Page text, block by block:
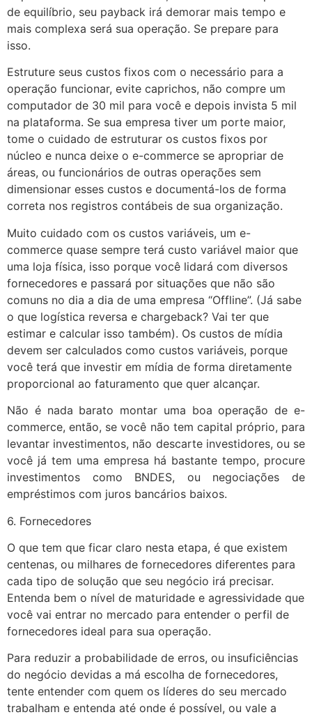
de equilíbrio, seu payback irá demorar mais tempo e
mais complexa será sua operação. Se prepare para
isso.
Estruture seus custos fixos com o necessário para a
operação funcionar, evite caprichos, não compre um
computador de 30 mil para você e depois invista 5 mil
na plataforma. Se sua empresa tiver um porte maior,
tome o cuidado de estruturar os custos fixos por
núcleo e nunca deixe o e-commerce se apropriar de
áreas, ou funcionários de outras operações sem
dimensionar esses custos e documentá-los de forma
correta nos registros contábeis de sua organização.
Muito cuidado com os custos variáveis, um e-
commerce quase sempre terá custo variável maior que
uma loja física, isso porque você lidará com diversos
fornecedores e passará por situações que não são
comuns no dia a dia de uma empresa “Offline”. (Já sabe
o que logística reversa e chargeback? Vai ter que
estimar e calcular isso também). Os custos de mídia
devem ser calculados como custos variáveis, porque
você terá que investir em mídia de forma diretamente
proporcional ao faturamento que quer alcançar.
Não é nada barato montar uma boa operação de e-
commerce, então, se você não tem capital próprio, para
levantar investimentos, não descarte investidores, ou se
você já tem uma empresa há bastante tempo, procure
investimentos como BNDES, ou negociações de
empréstimos com juros bancários baixos.
6. Fornecedores
O que tem que ficar claro nesta etapa, é que existem
centenas, ou milhares de fornecedores diferentes para
cada tipo de solução que seu negócio irá precisar.
Entenda bem o nível de maturidade e agressividade que
você vai entrar no mercado para entender o perfil de
fornecedores ideal para sua operação.
Para reduzir a probabilidade de erros, ou insuficiências
do negócio devidas a má escolha de fornecedores,
tente entender com quem os líderes do seu mercado
trabalham e entenda até onde é possível, ou vale a